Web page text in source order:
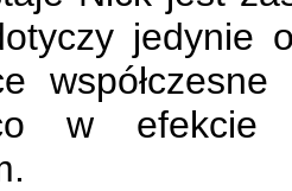
jedynie
w efekcie